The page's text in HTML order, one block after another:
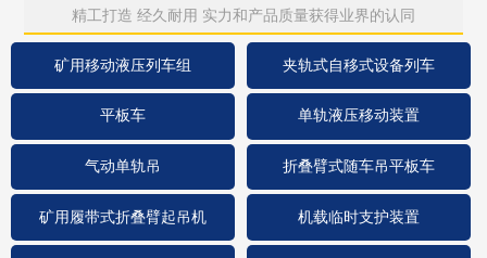
精工打造 经久耐用 实力和产品质量获得业界的认同
矿用移动液压列车组 夹轨式自移式设备列车
平板车 单轨液压移动装置
气动单轨吊 折叠臂式随车吊平板车
矿用履带式折叠臂起吊机 机载临时支护装置